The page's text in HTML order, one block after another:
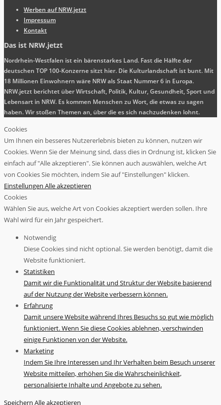
Werben auf NRW.jetzt
Impressum
Kontakt
Das ist NRW.jetzt
Nordrhein-Westfalen ist ein bärenstarkes Land. Fast die Hälfte der
deutschen TOP 100-Konzerne sitzt hier. Die Kulturlandschaft ist bunt. Mit
18 Millionen Einwohnern wäre NRW als Staat Nummer 6 in Europa.
NRW.jetzt berichtet über Wirtschaft, Politik, Kultur, Gesundheit, Sport und
Lebensart in NRW. Es kommen Menschen zu Wort, die etwas zu sagen
haben. Wir stoßen Themen an, über die es sich nachzudenken lohnt.
Cookies
Um Ihnen ein besseres Nutzererlebnis bieten zu können, nutzen wir
Cookies. Wenn Sie der Meinung sind, dass dies in Ordnung ist, klicken Sie
einfach auf "Alle akzeptieren". Sie können auch auswählen, welche Art
von Cookies Sie möchten, indem Sie auf "Einstellungen" klicken.
Einstellungen Alle akzeptieren
Cookies
Wählen Sie aus, welche Art von Cookies akzeptiert werden sollen. Ihre
Wahl wird für ein Jahr gespeichert.
Notwendig
Diese Cookies sind nicht optional. Sie werden benötigt, damit die
Website funktioniert.
Statistiken
Damit wir die Funktionalität und Struktur der Website basierend
auf der Nutzung der Website verbessern können.
Erfahrung
Damit unsere Website während Ihres Besuchs so gut wie möglich
funktioniert. Wenn Sie diese Cookies ablehnen, verschwinden
einige Funktionen von der Website.
Marketing
Indem Sie Ihre Interessen und Ihr Verhalten beim Besuch unserer
Website mitteilen, erhöhen Sie die Wahrscheinlichkeit,
personalisierte Inhalte und Angebote zu sehen.
Speichern Alle akzeptieren